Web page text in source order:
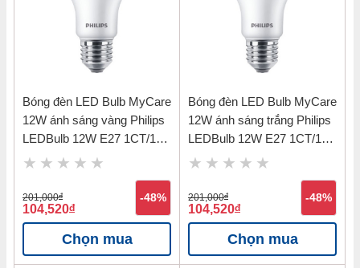
Lỗ khoét: 110mm
Bảng nhiệt độ màu ánh sáng Đèn LED
downlight 12W âm trần ánh sáng trung
tính DN 2G Panasonic NNV70042WE1A
Bóng đèn LED Bulb MyCare
12W ánh sáng vàng Philips
LEDBulb 12W E27 1CT/12
9 APR-3000K
201,000đ
104,520đ
-48%
Chọn mua
Bóng đèn LED Bulb MyCare
12W ánh sáng trắng Philips
LEDBulb 12W E27 1CT/12
9 APR-6500K
201,000đ
104,520đ
-48%
Chọn mua